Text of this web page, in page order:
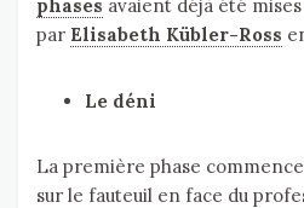
phases avaient déjà été
par Elisabeth Kübler-Ross
Le déni
La première phase
sur le fauteuil en face du